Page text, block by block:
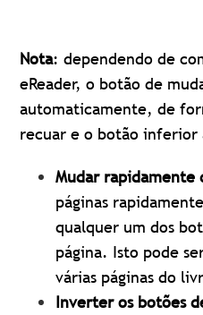
Nota: dependendo de
eReader, o botão de
automaticamente, de
recuar e o botão inferior
Mudar rapidamente
páginas
qualquer um dos
página. Isto pode
várias páginas do
Inverter os botões